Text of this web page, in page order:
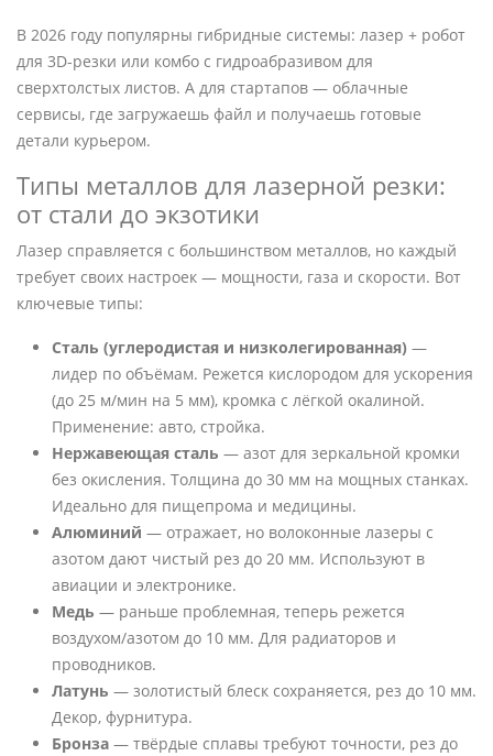
В 2026 году популярны гибридные системы: лазер + робот
для 3D-резки или комбо с гидроабразивом для
сверхтолстых листов. А для стартапов — облачные
сервисы, где загружаешь файл и получаешь готовые
детали курьером.
Типы металлов для лазерной резки:
от стали до экзотики
Лазер справляется с большинством металлов, но каждый
требует своих настроек — мощности, газа и скорости. Вот
ключевые типы:
Сталь (углеродистая и низколегированная) —
лидер по объёмам. Режется кислородом для ускорения
(до 25 м/мин на 5 мм), кромка с лёгкой окалиной.
Применение: авто, стройка.
Нержавеющая сталь — азот для зеркальной кромки
без окисления. Толщина до 30 мм на мощных станках.
Идеально для пищепрома и медицины.
Алюминий — отражает, но волоконные лазеры с
азотом дают чистый рез до 20 мм. Используют в
авиации и электронике.
Медь — раньше проблемная, теперь режется
воздухом/азотом до 10 мм. Для радиаторов и
проводников.
Латунь — золотистый блеск сохраняется, рез до 10 мм.
Декор, фурнитура.
Бронза — твёрдые сплавы требуют точности, рез до